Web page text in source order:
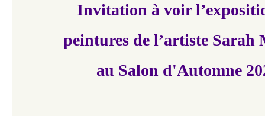
Invitation à voir
peintures de l’artiste Sarah
au Salon d'Automne